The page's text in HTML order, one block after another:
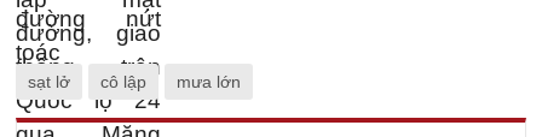
sạt lở cô lập mưa lớn